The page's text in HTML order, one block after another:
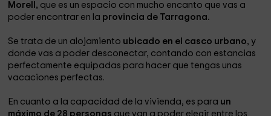
Morell, que es un espacio con mucho encanto que vas a
poder encontrar en la provincia de Tarragona.
Se trata de un alojamiento ubicado en el casco urbano, y
donde vas a poder desconectar, contando con estancias
perfectamente equipadas para hacer que tengas unas
vacaciones perfectas.
En cuanto a la capacidad de la vivienda, es para un
máximo de 28 personas que van a poder elegir entre los